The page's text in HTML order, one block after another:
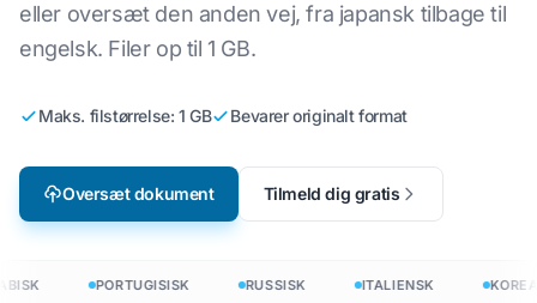
eller oversæt den anden vej, fra japansk tilbage til
engelsk. Filer op til 1 GB.
Maks. filstørrelse: 1 GB Bevarer originalt format
Oversæt dokument Tilmeld dig gratis
PORTUGISISK RUSSISK ITALIENSK